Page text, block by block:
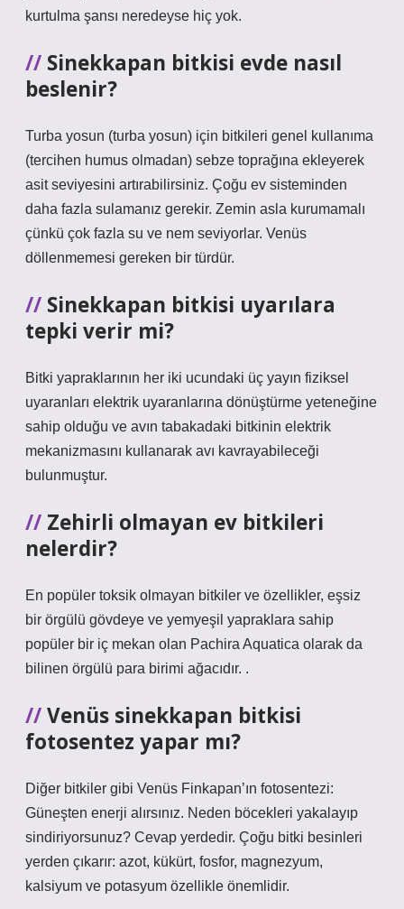
kurtulma şansı neredeyse hiç yok.
Sinekkapan bitkisi evde nasıl
beslenir?
Turba yosun (turba yosun) için bitkileri genel kullanıma
(tercihen humus olmadan) sebze toprağına ekleyerek
asit seviyesini artırabilirsiniz. Çoğu ev sisteminden
daha fazla sulamanız gerekir. Zemin asla kurumamalı
çünkü çok fazla su ve nem seviyorlar. Venüs
döllenmemesi gereken bir türdür.
Sinekkapan bitkisi uyarılara
tepki verir mi?
Bitki yapraklarının her iki ucundaki üç yayın fiziksel
uyaranları elektrik uyaranlarına dönüştürme yeteneğine
sahip olduğu ve avın tabakadaki bitkinin elektrik
mekanizmasını kullanarak avı kavrayabileceği
bulunmuştur.
Zehirli olmayan ev bitkileri
nelerdir?
En popüler toksik olmayan bitkiler ve özellikler, eşsiz
bir örgülü gövdeye ve yemyeşil yapraklara sahip
popüler bir iç mekan olan Pachira Aquatica olarak da
bilinen örgülü para birimi ağacıdır. .
Venüs sinekkapan bitkisi
fotosentez yapar mı?
Diğer bitkiler gibi Venüs Finkapan’ın fotosentezi:
Güneşten enerji alırsınız. Neden böcekleri yakalayıp
sindiriyorsunuz? Cevap yerdedir. Çoğu bitki besinleri
yerden çıkarır: azot, kükürt, fosfor, magnezyum,
kalsiyum ve potasyum özellikle önemlidir.